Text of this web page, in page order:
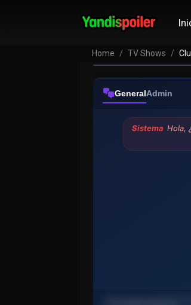
Home TV Shows
Club de
GeneralAdmin
Sistema Hola,